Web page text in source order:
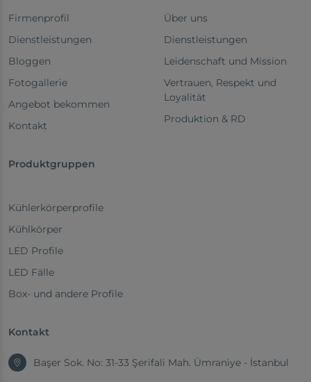
Firmenprofil
Dienstleistungen
Bloggen
Fotogallerie
Angebot bekommen
Kontakt
Über uns
Dienstleistungen
Leidenschaft und Mission
Vertrauen, Respekt und
Loyalität
Produktion & RD
Produktgruppen
Kühlerkörperprofile
Kühlkörper
LED Profile
LED Fälle
Box- und andere Profile
Kontakt
Başer Sok. No: 31-33 Şerifali Mah. Ümraniye - İstanbul